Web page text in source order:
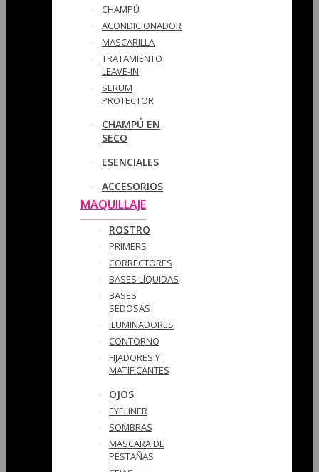
CHAMPÚ
ACONDICIONADOR
MASCARILLA
TRATAMIENTO
LEAVE-IN
SERUM
PROTECTOR
CHAMPÚ EN
SECO
ESENCIALES
ACCESORIOS
MAQUILLAJE
ROSTRO
PRIMERS
CORRECTORES
BASES LÍQUIDAS
BASES
SEDOSAS
ILUMINADORES
CONTORNO
FIJADORES Y
MATIFICANTES
OJOS
EYELINER
SOMBRAS
MASCARA DE
PESTAÑAS